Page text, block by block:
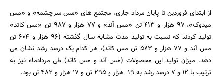
از ابتدای فروردین تا پایان مرداد جاری، مجتمع های «مس سرچشمه» و «مس
میدوک»، 97 هزار و 413 تن «مس آند» و 77 هزار و 987 تن «مس کاتد»
تولید کردند که نسبت به تولید مدت مشابه سال گذشته (96 هزار و 604 تن
مس آند و 77 هزار و 583 تن مس کاتد)، هر کدام یک درصد رشد نشان می
دهد. میزان تولید این محصولات (مس آند و مس کاتد) طی مردادماه نیز به
ترتیب با 12 و 7 درصد رشد به 19 هزار و 295 تن و 17 هزار و 482 تن بود.